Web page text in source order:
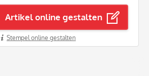
Artikel online gestalten
Stempel online gestalten